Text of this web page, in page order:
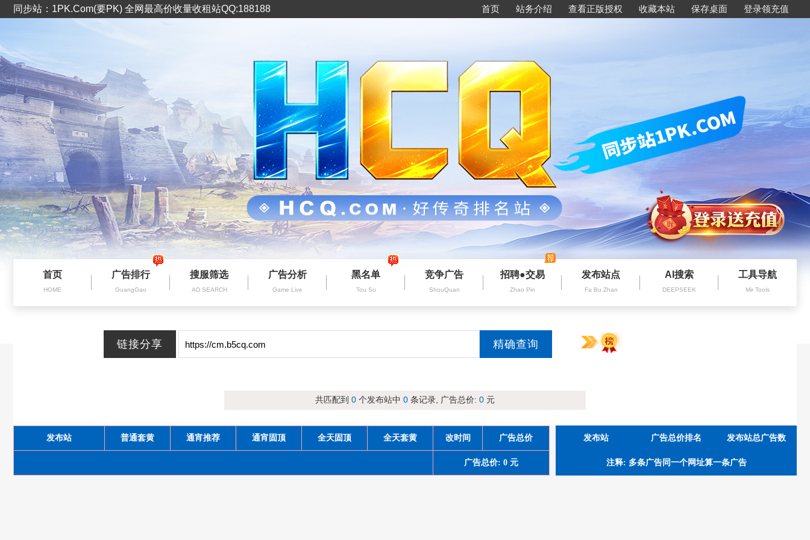
同步站：1PK.Com(要PK) 全网最高价收量收租站QQ:188188 首页 站务介绍 查看正版授权 收藏本站 保存桌面 登录领充值
首页
HOME
广告排行
GuangGao
搜服筛选
AD SEARCH
广告分析
Game Live
黑名单
Tou Su
竞争广告
ShouQuan
招聘●交易
Zhao Pin
发布站点
Fa Bu Zhan
AI搜索
DEEPSEEK
工具导航
Mir Tools
共匹配到 0 个发布站中 0 条记录, 广告总价: 0 元
发布站 普通套黄 通宵推荐 通宵固顶 全天固顶 全天套黄 改时间 广告总价
广告总价: 0 元
发布站 广告总价排名 发布站总广告数
注释: 多条广告同一个网址算一条广告